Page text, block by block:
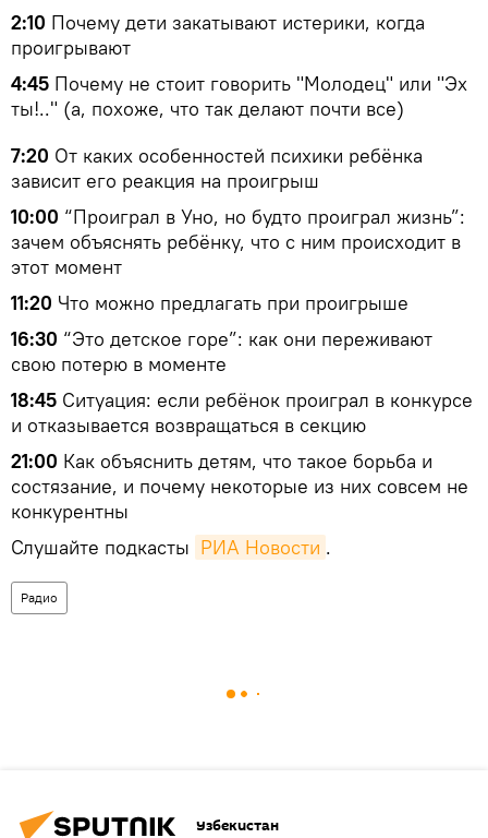
2:10 Почему дети закатывают истерики, когда
проигрывают
4:45 Почему не стоит говорить "Молодец" или "Эх
ты!.." (а, похоже, что так делают почти все)
7:20 От каких особенностей психики ребёнка
зависит его реакция на проигрыш
10:00 “Проиграл в Уно, но будто проиграл жизнь”:
зачем объяснять ребёнку, что с ним происходит в
этот момент
11:20 Что можно предлагать при проигрыше
16:30 “Это детское горе”: как они переживают
свою потерю в моменте
18:45 Ситуация: если ребёнок проиграл в конкурсе
и отказывается возвращаться в секцию
21:00 Как объяснить детям, что такое борьба и
состязание, и почему некоторые из них совсем не
конкурентны
Слушайте подкасты РИА Новости .
Радио
Узбекистан